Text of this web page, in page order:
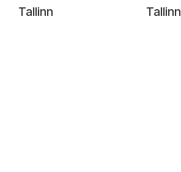
Tallinn Tallinn